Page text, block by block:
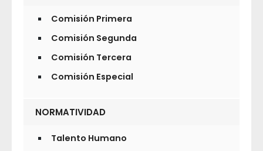
Comisión Primera
Comisión Segunda
Comisión Tercera
Comisión Especial
NORMATIVIDAD
Talento Humano